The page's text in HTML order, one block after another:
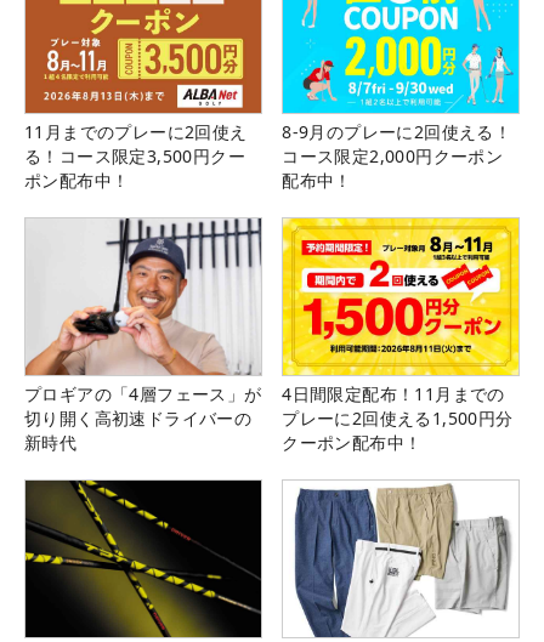
11月までのプレーに2回使え
る！コース限定3,500円クー
ポン配布中！
8-9月のプレーに2回使える！
コース限定2,000円クーポン
配布中！
プロギアの「4層フェース」が
切り開く高初速ドライバーの
新時代
4日間限定配布！11月までの
プレーに2回使える1,500円分
クーポン配布中！